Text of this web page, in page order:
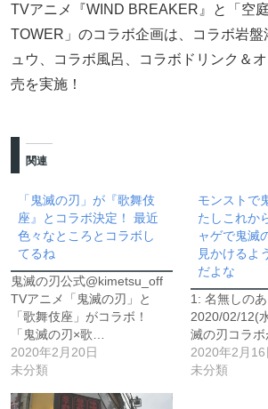
TVアニメ『WIND BREAKER』と「空
TOWER」のコラボ企画は、コラボ岩盤
ュウ、コラボ風呂、コラボドリンク＆
売を実施！
関連
「鬼滅の刃」が『歌舞伎
座』とコラボ決定！ 最近
色々なところとコラボし
てるね
鬼滅の刃公式@kimetsu_off
TVアニメ「鬼滅の刃」と
「歌舞伎座」がコラボ！
「鬼滅の刃×歌…
2020年2月20日
未分類
モンストで
たしこれか
ャゲで鬼滅
見かけるよ
だよな
1: 名無しの
2020/02/12(
滅の刃コラ
2020年2月16
未分類